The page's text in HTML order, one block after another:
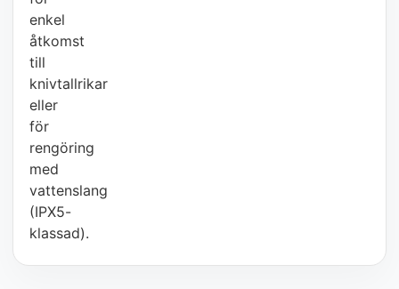
enkel
åtkomst
till
knivtallrikar
eller
för
rengöring
med
vattenslang
(IPX5-
klassad).